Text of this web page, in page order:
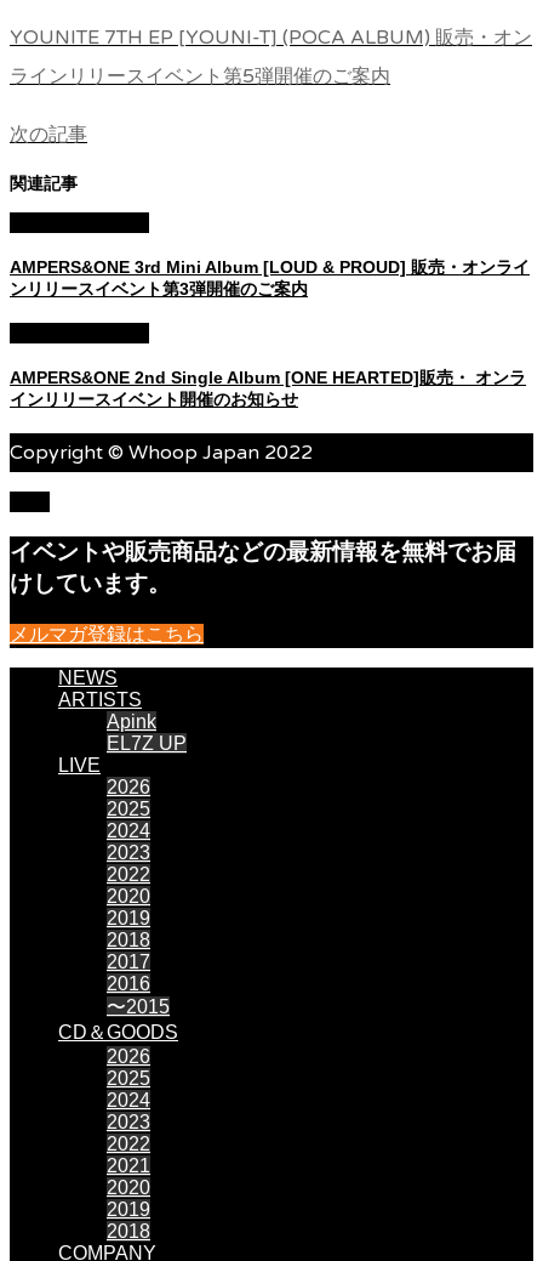
YOUNITE 7TH EP [YOUNI-T] (POCA ALBUM) 販売・オン
ラインリリースイベント第5弾開催のご案内
次の記事
関連記事
AMPERS&ONE 3rd Mini Album [LOUD & PROUD] 販売・オンライ
ンリリースイベント第3弾開催のご案内
AMPERS&ONE 2nd Single Album [ONE HEARTED]販売・ オンラ
インリリースイベント開催のお知らせ
Copyright © Whoop Japan 2022
イベントや販売商品などの最新情報を無料でお届
けしています。
メルマガ登録はこちら
NEWS
ARTISTS
Apink
EL7Z UP
LIVE
2026
2025
2024
2023
2022
2020
2019
2018
2017
2016
〜2015
CD＆GOODS
2026
2025
2024
2023
2022
2021
2020
2019
2018
COMPANY